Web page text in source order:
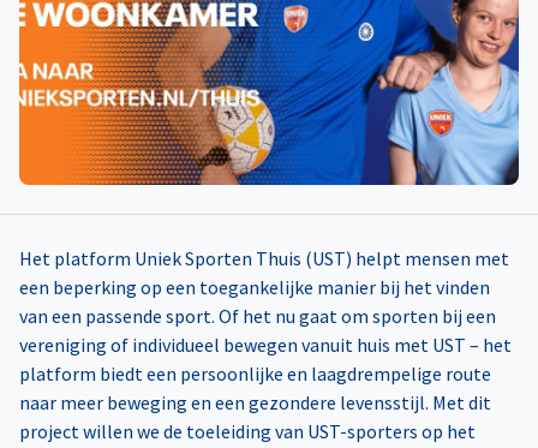
Het platform Uniek Sporten Thuis (UST) helpt mensen met
een beperking op een toegankelijke manier bij het vinden
van een passende sport. Of het nu gaat om sporten bij een
vereniging of individueel bewegen vanuit huis met UST – het
platform biedt een persoonlijke en laagdrempelige route
naar meer beweging en een gezondere levensstijl. Met dit
project willen we de toeleiding van UST-sporters op het